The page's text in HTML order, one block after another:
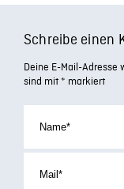
Schreibe einen
Deine E-Mail-
sind mit * markiert